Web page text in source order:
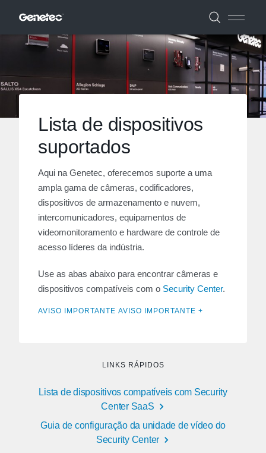
Lista de dispositivos
suportados
Aqui na Genetec, oferecemos suporte a uma
ampla gama de câmeras, codificadores,
dispositivos de armazenamento e nuvem,
intercomunicadores, equipamentos de
videomonitoramento e hardware de controle de
acesso líderes da indústria.
Use as abas abaixo para encontrar câmeras e
dispositivos compatíveis com o Security Center.
AVISO IMPORTANTE AVISO IMPORTANTE +
LINKS RÁPIDOS
Lista de dispositivos compatíveis com Security
Center SaaS
Guia de configuração da unidade de vídeo do
Security Center